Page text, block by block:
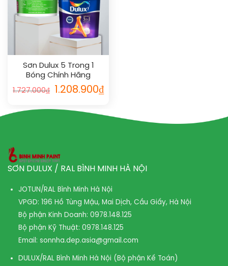
Sơn Dulux 5 Trong 1
Bóng Chính Hãng
1.727.000₫ 1.208.900₫
SƠN DULUX / RAL BÌNH MINH HÀ NỘI
JOTUN/RAL Bình Minh Hà Nội
VPGD: 196 Hồ Tùng Mậu, Mai Dịch, Cầu Giấy, Hà Nội
Bộ phận Kinh Doanh: 0978.148.125
Bộ phận Kỹ Thuật: 0978.148.125
Email: sonnha.dep.asia@gmail.com
DULUX/RAL Bình Minh Hà Nội (Bộ phận Kế Toán)